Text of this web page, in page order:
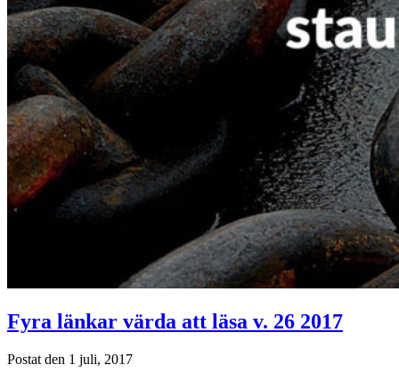
Fyra länkar värda att läsa v. 26 2017
Postat den 1 juli, 2017